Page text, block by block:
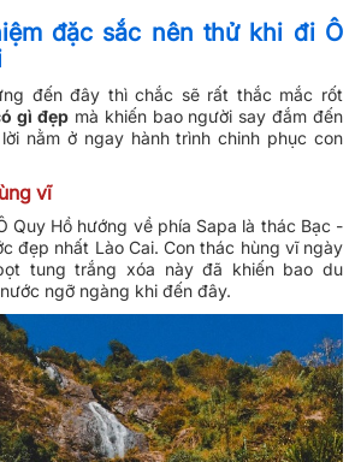
đặc sắc nên thử khi đi Ô
đến đây thì chắc sẽ rất thắc mắc rốt
gì đẹp mà khiến bao người say đắm đến
nằm ở ngay hành trình chinh phục con
vĩ
Quy Hồ hướng về phía Sapa là thác Bạc -
đẹp nhất Lào Cai. Con thác hùng vĩ ngày
tung trắng xóa này đã khiến bao du
ngỡ ngàng khi đến đây.